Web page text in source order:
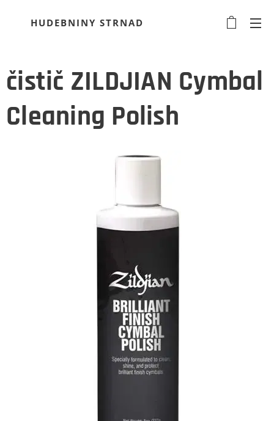
HUDEBNINY STRNAD
čistič ZILDJIAN Cymbal
Cleaning Polish